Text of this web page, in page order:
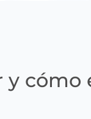
y cómo